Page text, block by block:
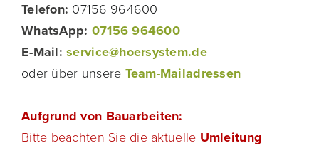
Telefon: 07156 964600
WhatsApp: 07156 964600
E-Mail: service@hoersystem.de
oder über unsere Team-Mailadressen
Aufgrund von Bauarbeiten:
Bitte beachten Sie die aktuelle Umleitung